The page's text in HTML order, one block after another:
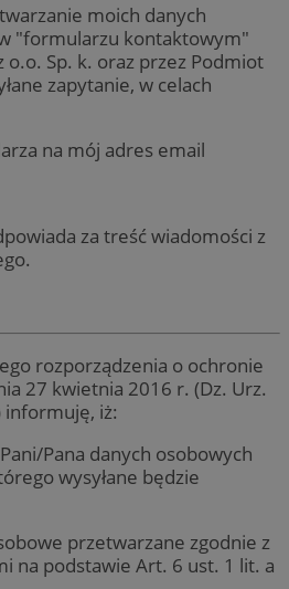
moich danych
"formularzu kontaktowym"
o.o. Sp. k. oraz przez Podmiot
zapytanie, w celach
na mój adres email
za treść wiadomości z
rozporządzenia o ochronie
27 kwietnia 2016 r. (Dz. Urz.
informuję, iż:
Pana danych osobowych
wysyłane będzie
przetwarzane zgodnie z
na podstawie Art. 6 ust. 1 lit. a